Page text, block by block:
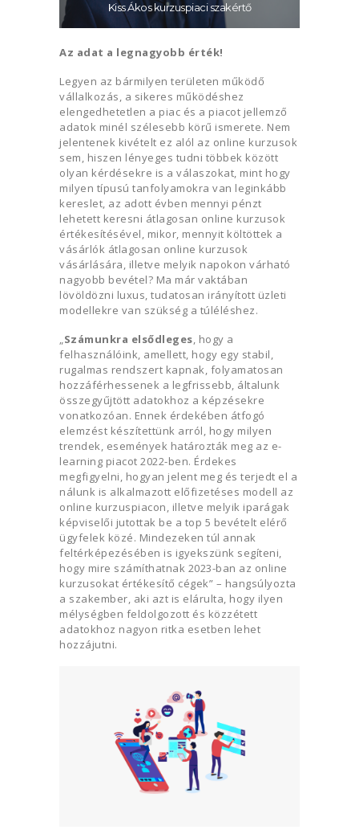
Kiss Ákos kurzuspiaci szakértő
Az adat a legnagyobb érték!
Legyen az bármilyen területen működő
vállalkozás, a sikeres működéshez
elengedhetetlen a piac és a piacot jellemző
adatok minél szélesebb körű ismerete. Nem
jelentenek kivételt ez alól az online kurzusok
sem, hiszen lényeges tudni többek között
olyan kérdésekre is a válaszokat, mint hogy
milyen típusú tanfolyamokra van leginkább
kereslet, az adott évben mennyi pénzt
lehetett keresni átlagosan online kurzusok
értékesítésével, mikor, mennyit költöttek a
vásárlók átlagosan online kurzusok
vásárlására, illetve melyik napokon várható
nagyobb bevétel? Ma már vaktában
lövöldözni luxus, tudatosan irányított üzleti
modellekre van szükség a túléléshez.
„Számunkra elsődleges, hogy a
felhasználóink, amellett, hogy egy stabil,
rugalmas rendszert kapnak, folyamatosan
hozzáférhessenek a legfrissebb, általunk
összegyűjtött adatokhoz a képzésekre
vonatkozóan. Ennek érdekében átfogó
elemzést készítettünk arról, hogy milyen
trendek, események határozták meg az e-
learning piacot 2022-ben. Érdekes
megfigyelni, hogyan jelent meg és terjedt el a
nálunk is alkalmazott előfizetéses modell az
online kurzuspiacon, illetve melyik iparágak
képviselői jutottak be a top 5 bevételt elérő
ügyfelek közé. Mindezeken túl annak
feltérképezésében is igyekszünk segíteni,
hogy mire számíthatnak 2023-ban az online
kurzusokat értékesítő cégek” – hangsúlyozta
a szakember, aki azt is elárulta, hogy ilyen
mélységben feldolgozott és közzétett
adatokhoz nagyon ritka esetben lehet
hozzájutni.